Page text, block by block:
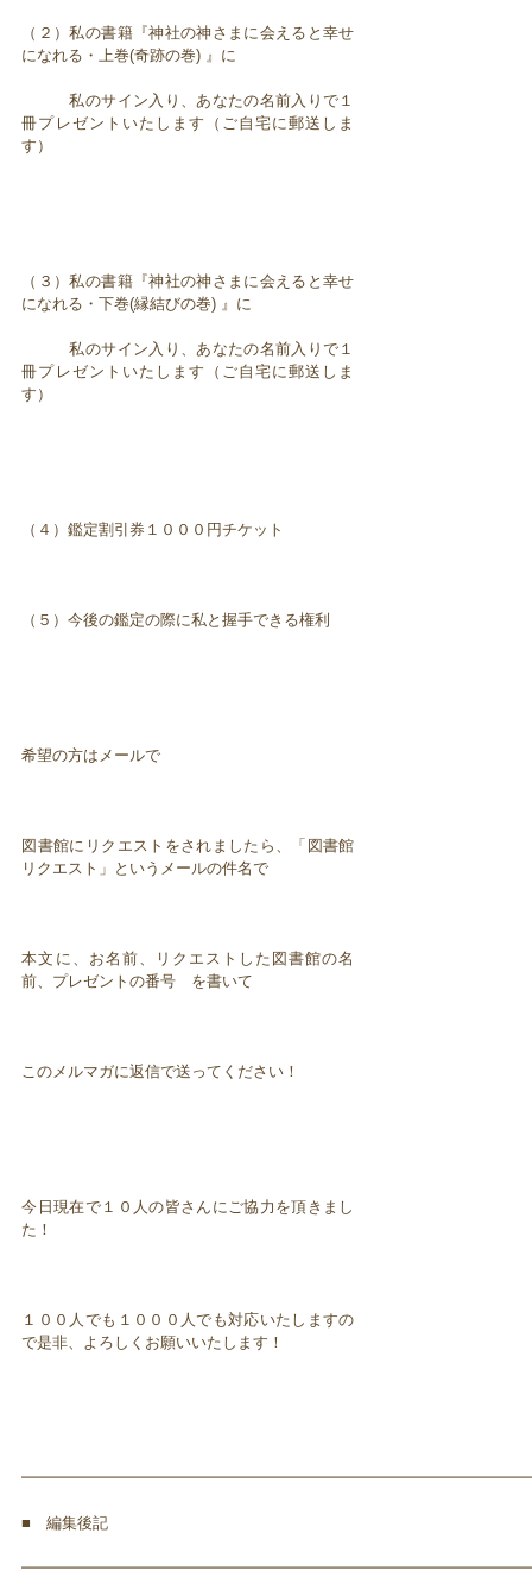
（２）私の書籍『神社の神さまに会えると幸せ
になれる・上巻(奇跡の巻) 』に
私のサイン入り、あなたの名前入りで１
冊プレゼントいたします（ご自宅に郵送しま
す）
（３）私の書籍『神社の神さまに会えると幸せ
になれる・下巻(縁結びの巻) 』に
私のサイン入り、あなたの名前入りで１
冊プレゼントいたします（ご自宅に郵送しま
す）
（４）鑑定割引券１０００円チケット
（５）今後の鑑定の際に私と握手できる権利
希望の方はメールで
図書館にリクエストをされましたら、「図書館
リクエスト」というメールの件名で
本文に、お名前、リクエストした図書館の名
前、プレゼントの番号 を書いて
このメルマガに返信で送ってください！
今日現在で１０人の皆さんにご協力を頂きまし
た！
１００人でも１０００人でも対応いたしますの
で是非、よろしくお願いいたします！
■ 編集後記